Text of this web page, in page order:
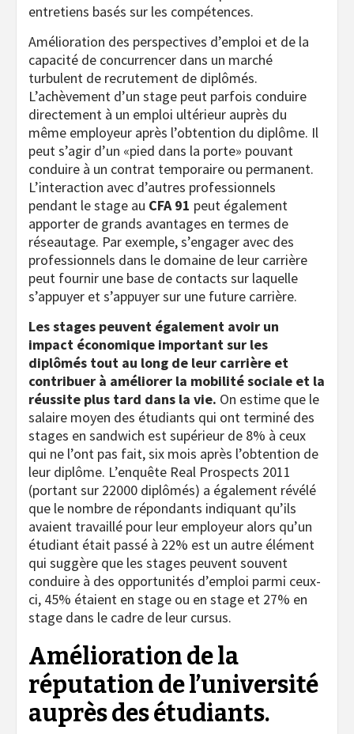
entretiens basés sur les compétences.
Amélioration des perspectives d’emploi et de la
capacité de concurrencer dans un marché
turbulent de recrutement de diplômés.
L’achèvement d’un stage peut parfois conduire
directement à un emploi ultérieur auprès du
même employeur après l’obtention du diplôme. Il
peut s’agir d’un «pied dans la porte» pouvant
conduire à un contrat temporaire ou permanent.
L’interaction avec d’autres professionnels
pendant le stage au CFA 91 peut également
apporter de grands avantages en termes de
réseautage. Par exemple, s’engager avec des
professionnels dans le domaine de leur carrière
peut fournir une base de contacts sur laquelle
s’appuyer et s’appuyer sur une future carrière.
Les stages peuvent également avoir un
impact économique important sur les
diplômés tout au long de leur carrière et
contribuer à améliorer la mobilité sociale et la
réussite plus tard dans la vie. On estime que le
salaire moyen des étudiants qui ont terminé des
stages en sandwich est supérieur de 8% à ceux
qui ne l’ont pas fait, six mois après l’obtention de
leur diplôme. L’enquête Real Prospects 2011
(portant sur 22000 diplômés) a également révélé
que le nombre de répondants indiquant qu’ils
avaient travaillé pour leur employeur alors qu’un
étudiant était passé à 22% est un autre élément
qui suggère que les stages peuvent souvent
conduire à des opportunités d’emploi parmi ceux-
ci, 45% étaient en stage ou en stage et 27% en
stage dans le cadre de leur cursus.
Amélioration de la
réputation de l’université
auprès des étudiants.